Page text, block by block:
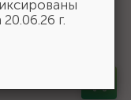
20.06.26 г.